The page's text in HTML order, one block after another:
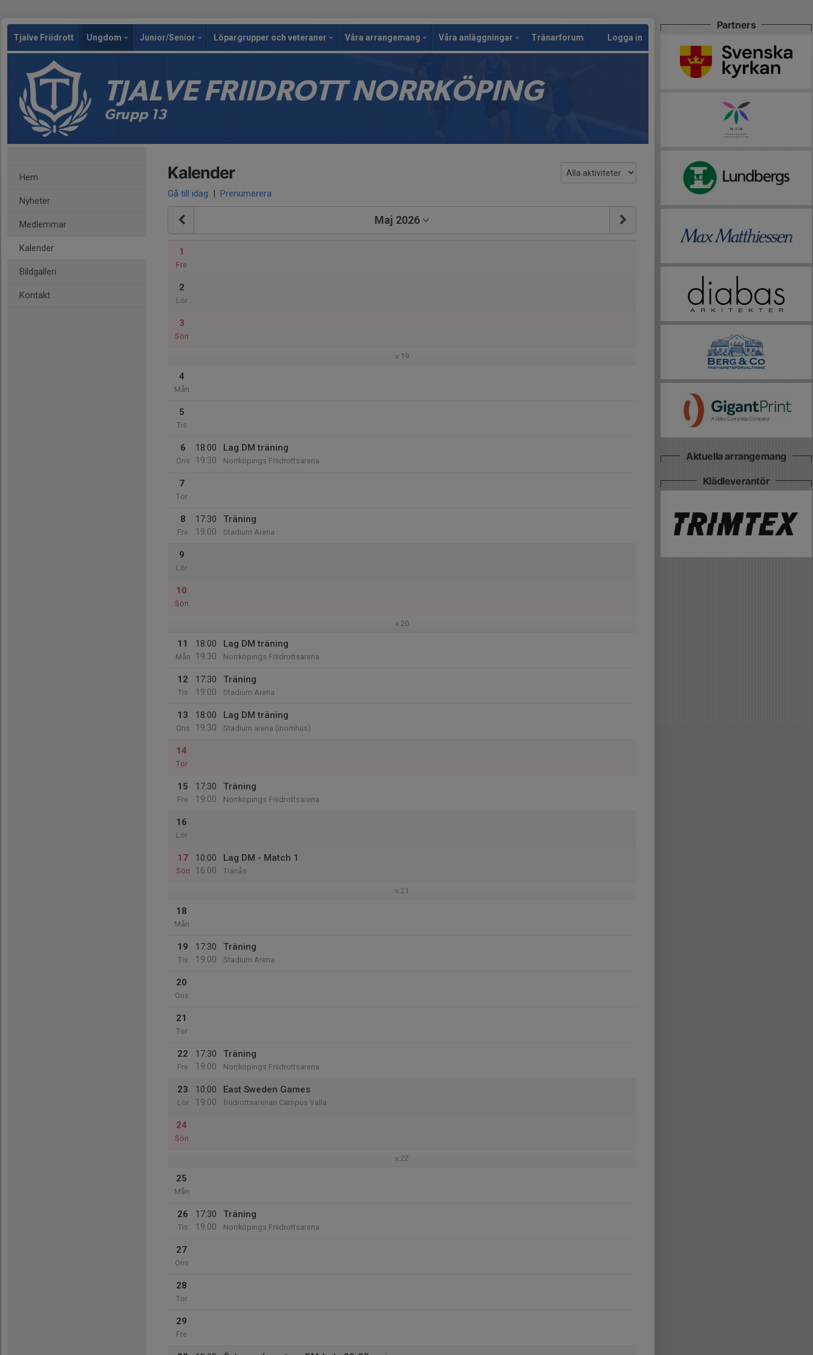
Tjalve Friidrott Ungdom Junior/Senior Löpargrupper och veteraner Våra arrangemang Våra anläggningar Tränarforum Logga in
TJALVE FRIIDROTT NORRKÖPING
Grupp 13
Hem
Nyheter
Medlemmar
Kalender
Bildgalleri
Kontakt
Kalender
Gå till idag | Prenumerera
Maj 2026
1
Fre
2
Lör
3
Sön
v.19
4
Mån
5
Tis
6
Ons
18:00
19:30
Lag DM träning
Norrköpings Friidrottsarena
7
Tor
8
Fre
17:30
19:00
Träning
Stadium Arena
9
Lör
10
Sön
v.20
11
Mån
18:00
19:30
Lag DM träning
Norrköpings Friidrottsarena
12
Tis
17:30
19:00
Träning
Stadium Arena
13
Ons
18:00
19:30
Lag DM träning
Stadium arena (inomhus)
14
Tor
15
Fre
17:30
19:00
Träning
Norrköpings Friidrottsarena
16
Lör
17
Sön
10:00
16:00
Lag DM - Match 1
Tranås
v.21
18
Mån
19
Tis
17:30
19:00
Träning
Stadium Arena
20
Ons
21
Tor
22
Fre
17:30
19:00
Träning
Norrköpings Friidrottsarena
23
Lör
10:00
19:00
East Sweden Games
friidrottsarenan Campus Valla
24
Sön
v.22
25
Mån
26
Tis
17:30
19:00
Träning
Norrköpings Friidrottsarena
27
Ons
28
Tor
29
Fre
Partners
Aktuella arrangemang
Klädleverantör